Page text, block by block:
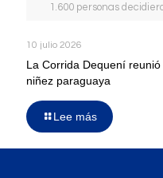
1.600 personas
10 julio 2026
La Corrida Dequení
niñez paraguaya
Lee más